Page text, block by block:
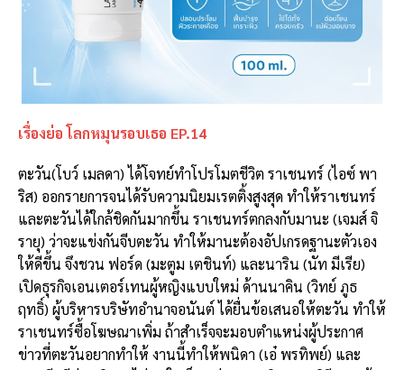
เรื่องย่อ โลกหมุนรอบเธอ EP.14
ตะวัน(โบว์ เมลดา) ได้โจทย์ทำโปรโมตชีวิต ราเชนทร์ (ไอซ์ พา
ริส) ออกรายการจนได้รับความนิยมเรตติ้งสูงสุด ทำให้ราเชนทร์
และตะวันได้ใกล้ชิดกันมากขึ้น ราเชนทร์ตกลงกับมานะ (เจมส์ จิ
รายุ) ว่าจะแข่งกันจีบตะวัน ทำให้มานะต้องอัปเกรดฐานะตัวเอง
ให้ดีขึ้น จึงชวน ฟอร์ด (มะตูม เตชินท์) และนาริน (นัท มีเรีย)
เปิดธุรกิจเอนเตอร์เทนผู้หญิงแบบใหม่ ด้านนาคิน (วิทย์ ภูธ
ฤทธิ์) ผู้บริหารบริษัทอำนาจอนันต์ ได้ยื่นข้อเสนอให้ตะวัน ทำให้
ราเชนทร์ซื้อโฆษณาเพิ่ม ถ้าสำเร็จจะมอบตำแหน่งผู้ประกาศ
ข่าวที่ตะวันอยากทำให้ งานนี้ทำให้พนิดา (เอ๋ พรทิพย์) และ